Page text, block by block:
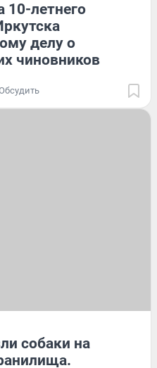
10-летнего
делу о
чиновников
собаки на